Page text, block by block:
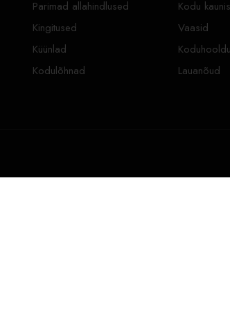
Parimad allahindlused
Kingitused
Küünlad
Kodulõhnad
Kodu
Vaasid
Lauanõud